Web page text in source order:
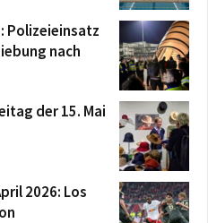
Polizeieinsatz
nach
der 15. Mai
2026: Los